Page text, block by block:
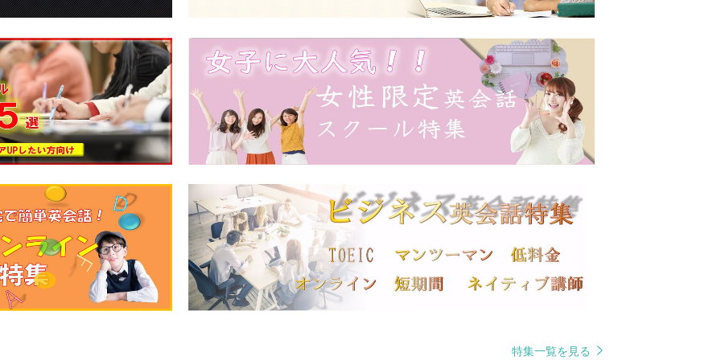
特集一覧を見る